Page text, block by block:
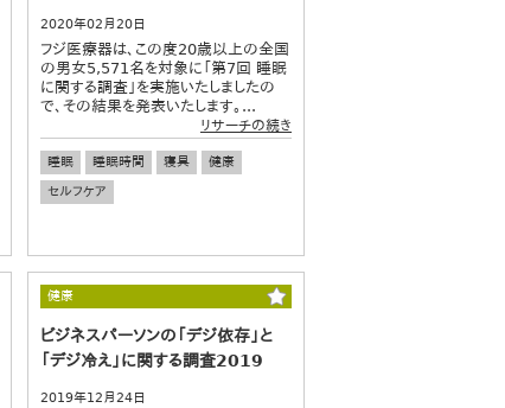
2020年02月20日
フジ医療器は、この度20歳以上の全国
の男女5,571名を対象に「第7回 睡眠
に関する調査」を実施いたしましたの
で、その結果を発表いたします。...
リサーチの続き
睡眠 睡眠時間 寝具
健康
セルフケア
健康
ビジネスパーソンの「デジ依存」と
「デジ冷え」に関する調査2019
2019年12月24日